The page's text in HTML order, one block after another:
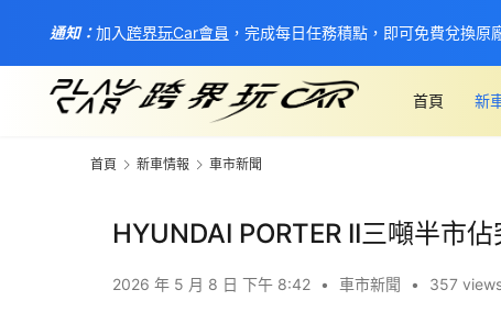
首頁 新
首頁 新車情報 車市新聞
HYUNDAI PORTER II三噸半市
2026 年 5 月 8 日 下午 8:42 • 車市新聞 • 357
通知：加入 跨界玩Car會員 ，完成每日任務積點，即可免費兌換原